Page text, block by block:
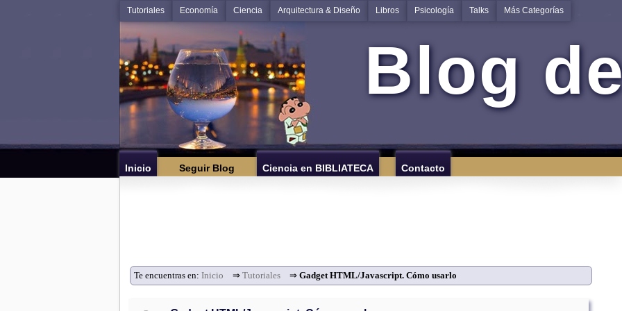
Tutoriales Economía Ciencia Arquitectura & Diseño Libros Psicología Talks Más Categorías
Blog
Inicio Seguir Blog Ciencia en BIBLIATECA Contacto
Te encuentras en: Inicio ⇒ Tutoriales ⇒ Gadget HTML/Javascript. Cómo usarlo